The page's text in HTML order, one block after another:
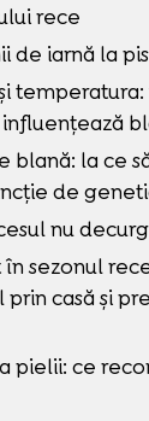
rece
de iarnă la
blană: la ce
de
nu
sezonul
casă și
pielii: ce